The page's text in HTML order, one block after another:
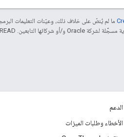
ما لم يُنصّ على خلاف ذلك، وعيّنات التعليمات
الدعم
الأخطاء وطلبات الميزات